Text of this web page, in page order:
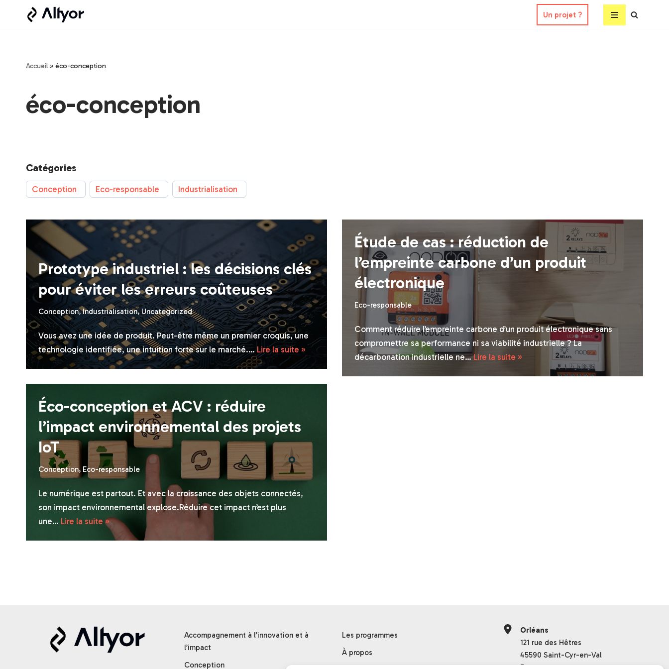
Un projet ?
Accueil » éco-conception
éco-conception
Catégories
Conception Eco-responsable Industrialisation
Prototype industriel : les décisions clés
pour éviter les erreurs coûteuses
Conception,Industrialisation,Uncategorized
Vous avez une idée de produit. Peut-être même un premier croquis, une
technologie identifiée, une intuition forte sur le marché.…Lire la suite »
Étude de cas : réduction de
l’empreinte carbone d’un produit
électronique
Eco-responsable
Comment réduire l’empreinte carbone d’un produit électronique sans
compromettre sa performance ni sa viabilité industrielle ? La
décarbonation industrielle ne…Lire la suite »
Éco-conception et ACV : réduire
l’impact environnemental des projets
IoT
Conception, Eco-responsable
Le numérique est partout. Et avec la croissance des objets connectés,
son impact environnemental explose.Réduire cet impact n’est plus
une… Lire la suite »
Accompagnement à l’innovation et à
l’impact
Conception
Les programmes
À propos
Orléans
121 rue des Hêtres
45590 Saint-Cyr-en-Val